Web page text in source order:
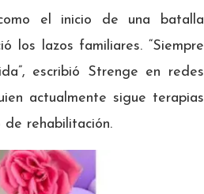
el inicio de una batalla
los lazos familiares. “Siempre
escribió Strenge en redes
actualmente sigue terapias
de rehabilitación.